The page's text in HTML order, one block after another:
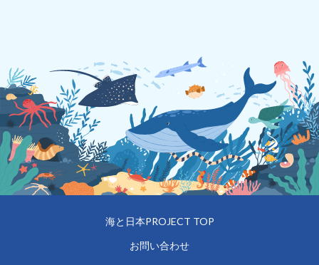
海と日本PROJECT TOP
お問い合わせ